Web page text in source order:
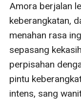
Amora berjalan
keberangkatan,
menahan rasa
sepasang
perpisahan
pintu
intens, sang